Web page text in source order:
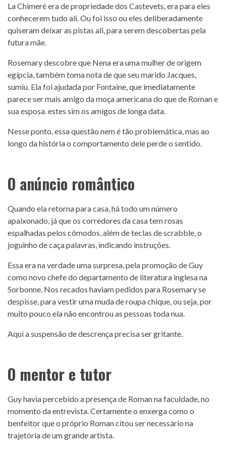
La Chimeré era de propriedade dos Castevets, era para eles
conhecerem tudo ali. Ou foi isso ou eles deliberadamente
quiseram deixar as pistas ali, para serem descobertas pela
futura mãe.
Rosemary descobre que Nena era uma mulher de origem
egípcia, também toma nota de que seu marido Jacques,
sumiu. Ela foi ajudada por Fontaine, que imediatamente
parece ser mais amigo da moça americana do que de Roman e
sua esposa. estes sim os amigos de longa data.
Nesse ponto, essa questão nem é tão problemática, mas ao
longo da história o comportamento dele perde o sentido.
O anúncio romântico
Quando ela retorna para casa, há todo um número
apaixonado, já que os corredores da casa tem rosas
espalhadas pelos cômodos, além de teclas de scrabble, o
joguinho de caça palavras, indicando instruções.
Essa era na verdade uma surpresa, pela promoção de Guy
como novo chefe do departamento de literatura inglesa na
Sorbonne. Nos recados haviam pedidos para Rosemary se
despisse, para vestir uma muda de roupa chique, ou seja, por
muito pouco ela não encontrou as pessoas toda nua.
Aqui a suspensão de descrença precisa ser gritante.
O mentor e tutor
Guy havia percebido a presença de Roman na faculdade, no
momento da entrevista. Certamente o enxerga como o
benfeitor que o próprio Roman citou ser necessário na
trajetória de um grande artista.